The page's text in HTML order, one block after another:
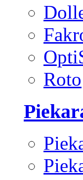
Roto